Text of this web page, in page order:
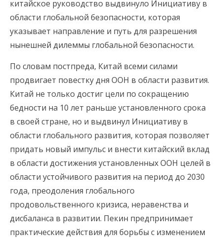
китайское руководство выдвинуло Инициативу в
области глобальной безопасности, которая
указывает направление и путь для разрешения
нынешней дилеммы глобальной безопасности.
По словам постпреда, Китай всеми силами
продвигает повестку дня ООН в области развития.
Китай не только достиг цели по сокращению
бедности на 10 лет раньше установленного срока
в своей стране, но и выдвинул Инициативу в
области глобального развития, которая позволяет
придать новый импульс и внести китайский вклад
в области достижения установленных ООН целей в
области устойчивого развития на период до 2030
года, преодоления глобального
продовольственного кризиса, неравенства и
дисбаланса в развитии. Пекин предпринимает
практические действия для борьбы с изменением